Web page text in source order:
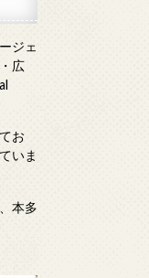
ジェ
広
お
いま
本多